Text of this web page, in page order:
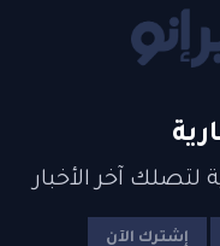
لتصلك آخر الأخبار
إشترك الآن